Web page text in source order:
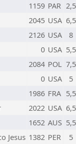
1159 PAR 2,5
2045 USA 6,5
2126 USA
8
0 USA 5,5
2084 POL 7,5
0 USA
5
1986 FRA 5,5
2022 USA 6,5
1652 AUS 5,5
Jesus 1382 PER
5